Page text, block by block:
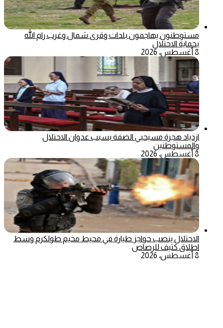
مستوطنون يهاجمون بلدات وقرى شمال وغرب رام الله
بحماية الاحتلال
8 أغسطس، 2026
ازدياد هجرة مسيحيي الضفة بسبب عدوان الاحتلال
والمستوطنين
8 أغسطس، 2026
الاحتلال ينصب حواجز طيارة في محيط مخيم طولكرم وسط
اطلاق كثيف للرصاص
8 أغسطس، 2026